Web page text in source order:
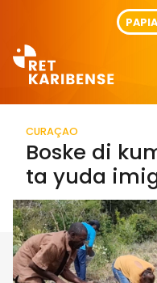
CURAÇAO
Boske di
ta yuda